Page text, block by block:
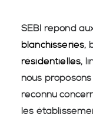
SEBI répond
blanchisseries,
résidentielles,
nous
reconnu
les